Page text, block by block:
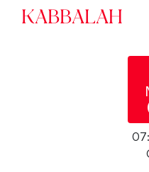
Kabbalah